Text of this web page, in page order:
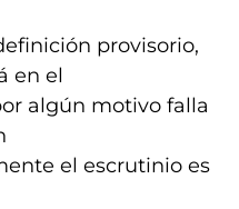
provisorio,
en el
algún motivo falla
el escrutinio es